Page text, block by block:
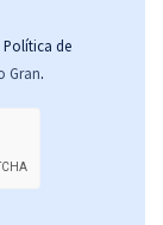
Política de
Gran.